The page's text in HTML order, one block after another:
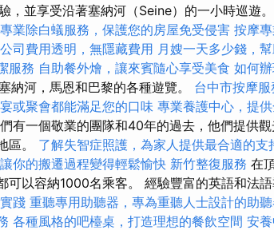
，並享受沿著塞納河（Seine）的一小時巡遊。
業除白蟻服務，保護您的房屋免受侵害 按摩
司費用透明，無隱藏費用 月嫂一天多少錢，
服務 自助餐外燴，讓來賓隨心享受美食 如何
納河，馬恩和巴黎的各種遊覽。 台中市按摩服
或聚會都能滿足您的口味 專業養護中心，提
有一個敬業的團隊和40年的過去，他們提供
區。 了解失智症照護，為家人提供最合適的支
你的搬遷過程變得輕鬆愉快 新竹整復服務 在
可以容納1000名乘客。 經驗豐富的英語和法
踐 重聽專用助聽器，專為重聽人士設計的助
各種風格的吧檯桌，打造理想的餐飲空間 安